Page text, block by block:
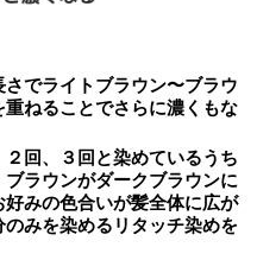
でライトブラウン〜ブラウ
ねることでさらに濃くもな
回、３回と染めているうち
ラウンがダークブラウンに
みの色合いが髪全体に広が
みを染めるリタッチ染めを